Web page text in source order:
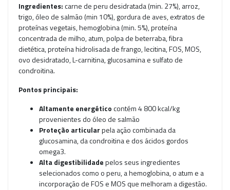
Ingredientes:carne de peru desidratada (min. 27%), arroz,
trigo, óleo de salmão (min 10%), gordura de aves, extratos de
proteínas vegetais, hemoglobina (min. 5%), proteína
concentrada de milho, atum, polpa de beterraba, fibra
dietética, proteína hidrolisada de frango, lecitina, FOS, MOS,
ovo desidratado, L-carnitina, glucosamina e sulfato de
condroitina.
Pontos principais:
Altamente energéticocontém 4 800 kcal/kg
provenientes do óleo de salmão
Proteção articularpela ação combinada da
glucosamina, da condroitina e dos ácidos gordos
omega3.
Alta digestibilidadepelos seus ingredientes
selecionados como o peru, a hemoglobina, o atum e a
incorporação de FOS e MOS que melhoram a digestão.